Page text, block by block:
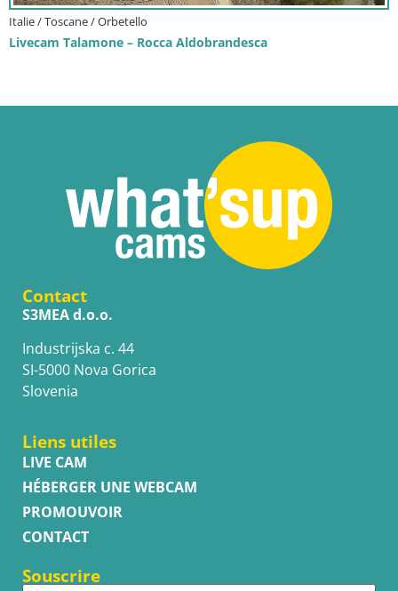
Italie / Toscane / Orbetello
Livecam Talamone – Rocca Aldobrandesca
Contact
S3MEA d.o.o.
Industrijska c. 44
SI-5000 Nova Gorica
Slovenia
Liens utiles
LIVE CAM
HÉBERGER UNE WEBCAM
PROMOUVOIR
CONTACT
Souscrire